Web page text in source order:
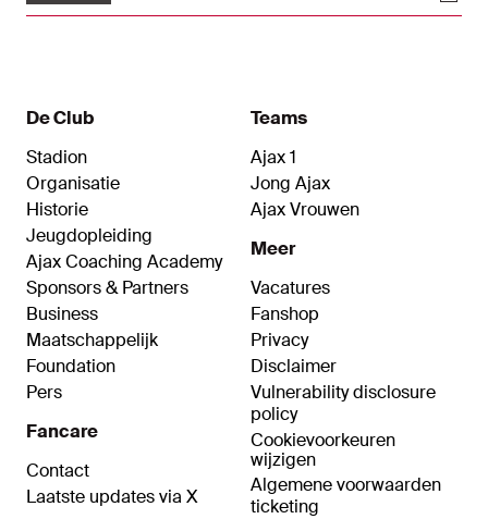
onder meer de UEFA Cup, twee landstitels en de
De Club
Stadion
Organisatie
Historie
Jeugdopleiding
Ajax Coaching Academy
Sponsors & Partners
Business
Maatschappelijk
Foundation
Pers
Fancare
Contact
Laatste updates via X
Teams
Ajax 1
Jong Ajax
Ajax Vrouwen
Meer
Vacatures
Fanshop
Privacy
Disclaimer
Vulnerability disclosure
policy
Cookievoorkeuren
wijzigen
Algemene voorwaarden
ticketing